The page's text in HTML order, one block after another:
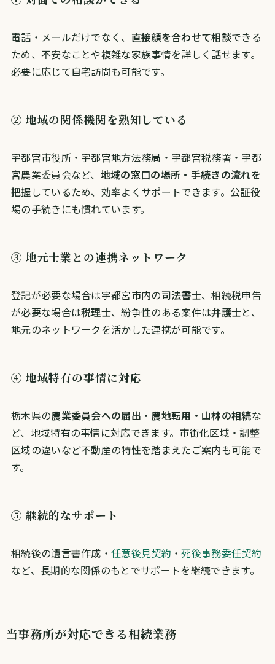
電話・メールだけでなく、 直接顔を合わせて相談できる
ため、不安なことや複雑な家族事情を詳しく話せます。
必要に応じて自宅訪問も可能です。
② 地域の関係機関を熟知している
宇都宮市役所・宇都宮地方法務局・宇都宮税務署・宇都
宮農業委員会など、 地域の窓口の場所・手続きの流れを
把握しているため、効率よくサポートできます。公証役
場の手続きにも慣れています。
③ 地元士業との連携ネットワーク
登記が必要な場合は宇都宮市内の司法書士、相続税申告
が必要な場合は税理士、紛争性のある案件は弁護士と、
地元のネットワークを活かした連携が可能です。
④ 地域特有の事情に対応
栃木県の農業委員会への届出・農地転用・山林の相続な
ど、地域特有の事情に対応できます。市街化区域・調整
区域の違いなど不動産の特性を踏まえたご案内も可能で
す。
⑤ 継続的なサポート
相続後の遺言書作成・任意後見契約 ・死後事務委任契約
など、長期的な関係のもとでサポートを継続できます。
当事務所が対応できる相続業務